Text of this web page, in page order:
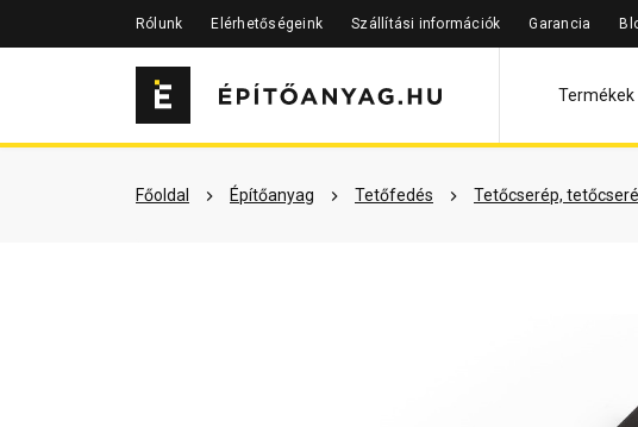
Rólunk Elérhetőségeink Szállítási információk Garancia
Termékek
Főoldal Építőanyag Tetőfedés Tetőcserép,
Szükséged lehet rá Részletes leírás